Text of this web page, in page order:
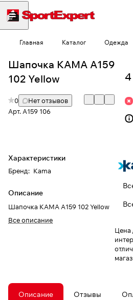
Главная Каталог Одежда
Шапочка КАМА A159
102 Yellow
0
Нет отзывов
Арт. A159 106
Характеристики
Бренд: Kama
Описание
Шапочка КАМА A159 102 Yellow
Все описание
Цена
Описание Отзывы